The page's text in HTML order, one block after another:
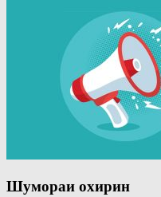
Шумораи охирин